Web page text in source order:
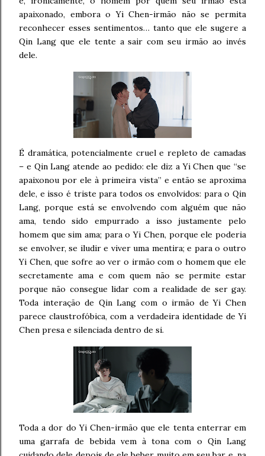
apaixonado, embora o Yi Chen-irmão não se permita
reconhecer esses sentimentos… tanto que ele sugere a
Qin Lang que ele tente a sair com seu irmão ao invés
dele.
É dramática, potencialmente cruel e repleto de camadas
– e Qin Lang atende ao pedido: ele diz a Yi Chen que “se
apaixonou por ele à primeira vista” e então se aproxima
dele, e isso é triste para todos os envolvidos: para o Qin
Lang, porque está se envolvendo com alguém que não
ama, tendo sido empurrado a isso justamente pelo
homem que sim ama; para o Yi Chen, porque ele poderia
se envolver, se iludir e viver uma mentira; e para o outro
Yi Chen, que sofre ao ver o irmão com o homem que ele
secretamente ama e com quem não se permite estar
porque não consegue lidar com a realidade de ser gay.
Toda interação de Qin Lang com o irmão de Yi Chen
parece claustrofóbica, com a verdadeira identidade de Yi
Chen presa e silenciada dentro de si.
Toda a dor do Yi Chen-irmão que ele tenta enterrar em
uma garrafa de bebida vem à tona com o Qin Lang